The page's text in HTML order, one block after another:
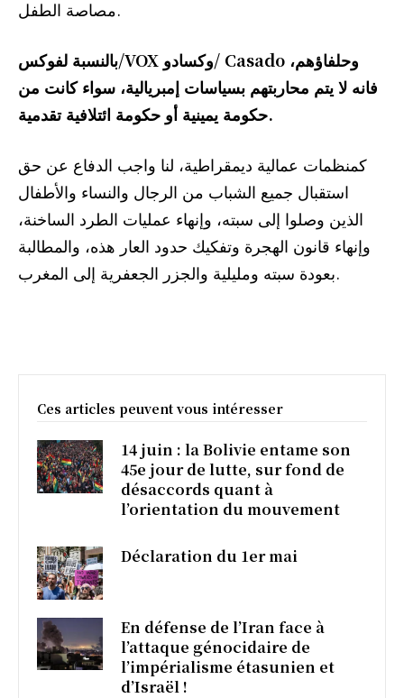
مصاصة الطفل.
بالنسبة لفوكس/VOX وكسادو/ Casado
فانه لا يتم محاربتهم بسياسات إمبريالية، سواء كانت من
حكومة يمينية أو حكومة ائتلافية تقدمية.
كمنظمات عمالية ديمقراطية، لنا واجب الدفاع عن حق
استقبال جميع الشباب من الرجال والنساء والأطفال
الذين وصلوا إلى سبته، وإنهاء عمليات الطرد الساخنة،
وإنهاء قانون الهجرة وتفكيك حدود العار هذه، والمطالبة
بعودة سبته ومليلية والجزر الجعفرية إلى المغرب.
Ces articles peuvent vous intéresser
14 juin : la Bolivie entame son
45e jour de lutte, sur fond de
désaccords quant à
l’orientation du mouvement
Déclaration du 1er mai
En défense de l’Iran face à
l’attaque génocidaire de
l’impérialisme étasunien et
d’Israël !